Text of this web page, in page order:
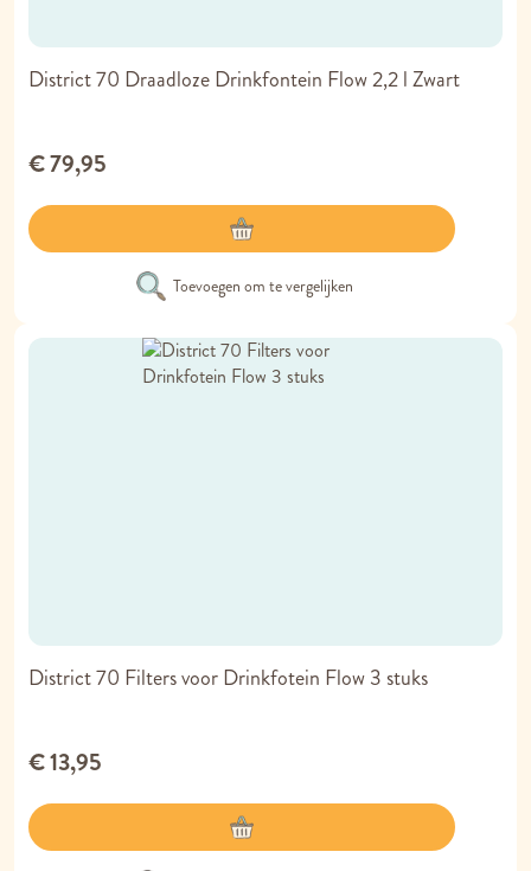
District 70 Draadloze Drinkfontein Flow 2,2 l Zwart
€ 79,95
Toevoegen om te vergelijken
District 70 Filters voor Drinkfotein Flow 3 stuks
€ 13,95